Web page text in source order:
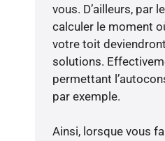
vous. D’ailleurs, par
calculer le moment
votre toit
solutions.
permettant
par exemple.
Ainsi, lorsque vous